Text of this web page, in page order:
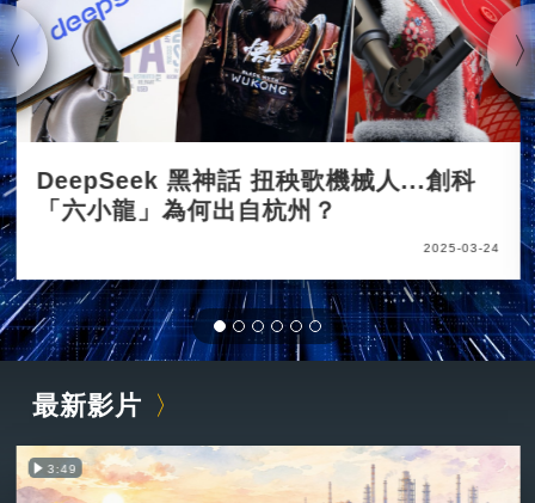
DeepSeek 黑神話 扭秧歌機械人...創科
「六小龍」為何出自杭州？
2025-03-24
最新影片
3:49